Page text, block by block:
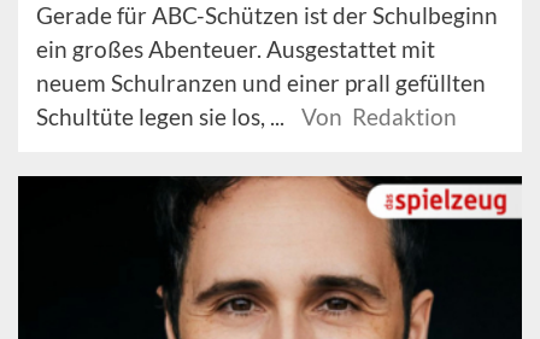
Gerade für ABC-Schützen ist der Schulbeginn
ein großes Abenteuer. Ausgestattet mit
neuem Schulranzen und einer prall gefüllten
Schultüte legen sie los, ...
Von Redaktion